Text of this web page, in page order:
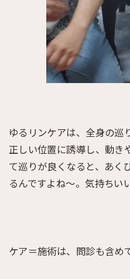
ゆるリンケアは、全身の巡
正しい位置に誘導し、動き
て巡りが良くなると、あく
るんですよね～。気持ちい
ケア＝施術は、問診も含め